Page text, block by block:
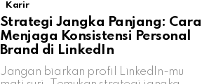
Karir
Strategi Jangka Panjang: Cara
Menjaga Konsistensi Personal
Brand di LinkedIn
Jangan biarkan profil LinkedIn-mu